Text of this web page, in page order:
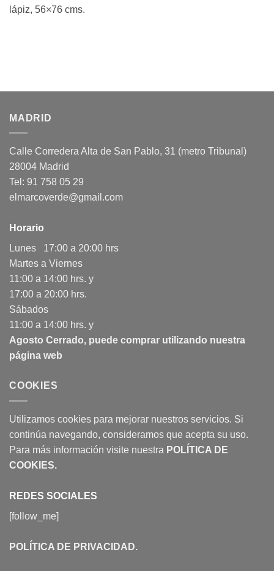
lápiz, 56×76 cms.
MADRID
Calle Corredera Alta de San Pablo, 31 (metro Tribunal)
28004 Madrid
Tel: 91 758 05 29
elmarcoverde@gmail.com
Horario
Lunes 17:00 a 20:00 hrs
Martes a Viernes
11:00 a 14:00 hrs. y
17:00 a 20:00 hrs.
Sábados
11:00 a 14:00 hrs. y
Agosto Cerrado, puede comprar utilizando nuestra
página web
COOKIES
Utilizamos cookies para mejorar nuestros servicios. Si
continúa navegando, consideramos que acepta su uso.
Para más información visite nuestra POLÍTICA DE
COOKIES.
REDES SOCIALES
[follow_me]
POLÍTICA DE PRIVACIDAD.